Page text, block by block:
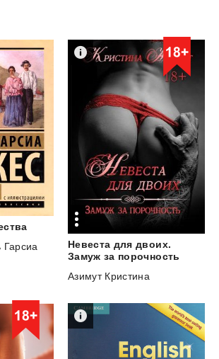
Гарсиа
Невеста для двоих.
Замуж за порочность
Азимут Кристина